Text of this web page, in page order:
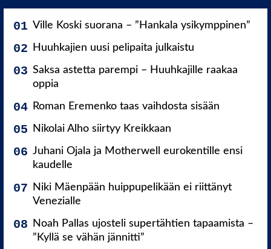
Ville Koski suorana – ”Hankala ysikymppinen”
Huuhkajien uusi pelipaita julkaistu
Saksa astetta parempi – Huuhkajille raakaa
oppia
Roman Eremenko taas vaihdosta sisään
Nikolai Alho siirtyy Kreikkaan
Juhani Ojala ja Motherwell eurokentille ensi
kaudelle
Niki Mäenpään huippupelikään ei riittänyt
Venezialle
Noah Pallas ujosteli supertähtien tapaamista –
”Kyllä se vähän jännitti”